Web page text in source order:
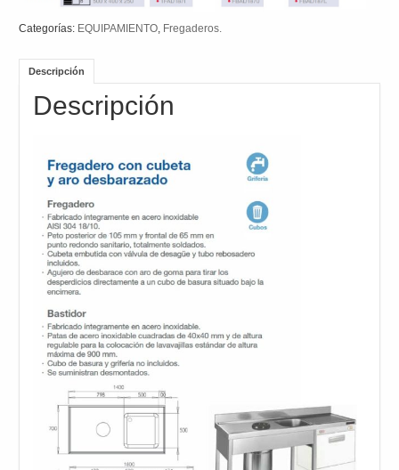
Categorías: EQUIPAMIENTO, Fregaderos.
Descripción
Descripción